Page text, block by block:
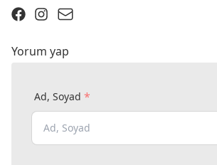
Yorum yap
Ad, Soyad *